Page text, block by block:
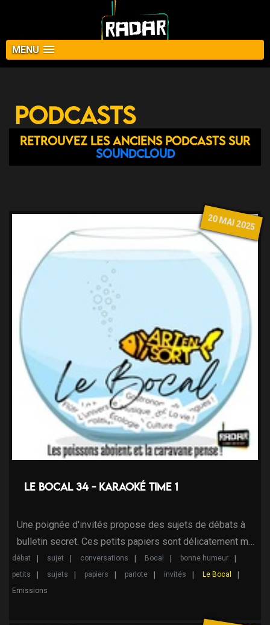
MENU
Podcasts
Retrouvez les anciens podcasts sur
Soundcloud
20 MAI 2025
Le Bocal 34 - Karaoké Time 1
Une poignée d'invités propose des sujets de débats à
bulletin secret. Ces petits papiers sont délicatement m…
débat sujet conversations Bocal
bonne humeur
petits
sujets papiers parlote invités
Le Bocal
Emissions